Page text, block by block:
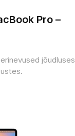
Pro –
jõudluses,